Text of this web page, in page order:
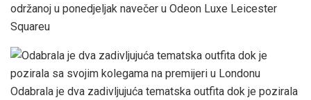
održanoj u ponedjeljak navečer u Odeon Luxe Leicester
Squareu
Odabrala je dva zadivljujuća tematska outfita dok je pozirala